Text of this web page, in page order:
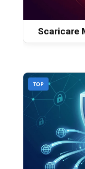
Scaricare
TOP